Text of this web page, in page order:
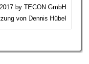
by TECON GmbH
von Dennis Hübel